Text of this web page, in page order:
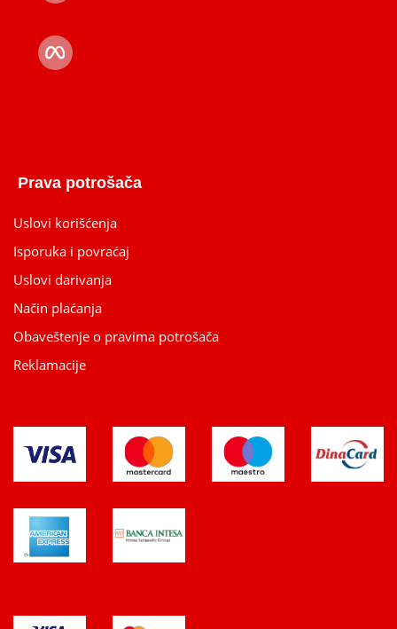
Prava potrošača
Uslovi korišćenja
Isporuka i povraćaj
Uslovi darivanja
Način plaćanja
Obaveštenje o pravima potrošača
Reklamacije